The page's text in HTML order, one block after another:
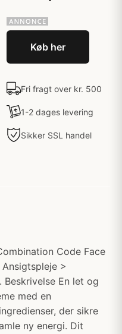
Køb her
Fri fragt over kr. 500
1-2 dages levering
Sikker SSL handel
Code Face
>
Beskrivelse En let og
med en
der sikre
ny energi. Dit